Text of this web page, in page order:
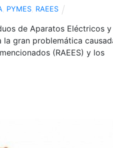
, PYMES, RAEES
de Aparatos Eléctricos y
la gran problemática
(RAEES) y los